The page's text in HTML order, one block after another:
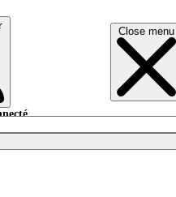
Close menu